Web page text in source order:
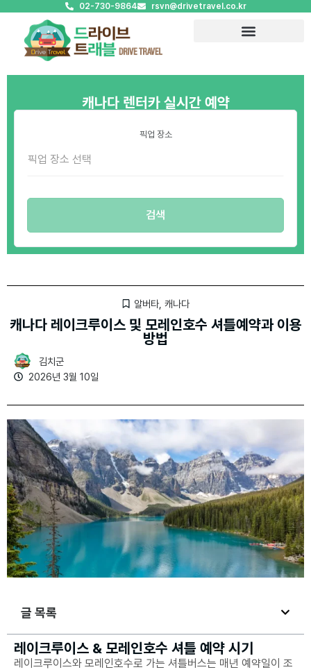
02-730-9864 rsvn@drivetravel.co.kr
캐나다 렌터카 실시간 예약
픽업 장소
알버타 캐나다
캐나다 레이크루이스 및 모레인호수 셔틀예약과 이용
방법
김치군
2026년 3월 10일
글 목록
레이크루이스 & 모레인호수 셔틀 예약 시기
레이크루이스와 모레인호수로 가는 셔틀버스는 매년 예약일이 조